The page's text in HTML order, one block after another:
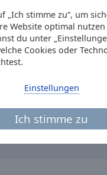
„Ich stimme zu“, um
Website optimal
du unter
Cookies oder
Ich stimme zu
Einstellungen